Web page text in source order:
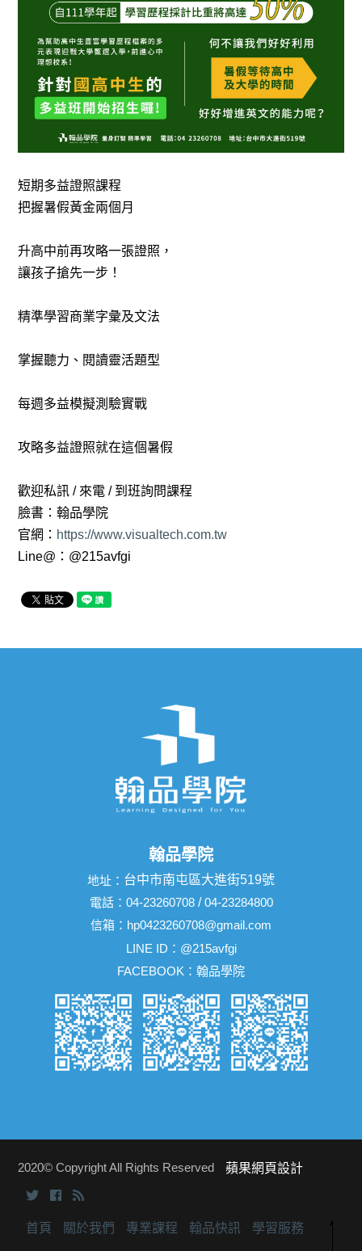
短期多益證照課程
把握暑假黃金兩個月
升高中前再攻略一張證照，
讓孩子搶先一步！
精準學習商業字彙及文法
掌握聽力、閱讀靈活題型
每週多益模擬測驗實戰
攻略多益證照就在這個暑假
歡迎私訊 / 來電 / 到班詢問課程
臉書：翰品學院
官網： https://www.visualtech.com.tw
Line@：@215avfgi
翰品學院
地址： 台中市南屯區大進街519號
電話： 04-23260708/04-23284800
信箱： hp0423260708@gmail.com
LINE ID： @215avfgi
FACEBOOK： 翰品學院
2020© Copyright All Rights Reserved 蘋果網頁設計
首頁 關於我們 專業課程 翰品快訊 學習服務